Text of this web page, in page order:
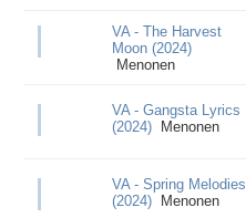
VA - The Harvest
Moon (2024)
Menonen
VA - Gangsta Lyrics
(2024)
Menonen
VA - Spring Melodies
(2024)
Menonen